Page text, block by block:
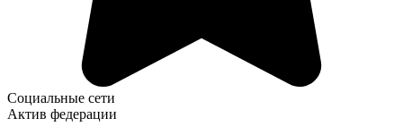
Социальные сети
Актив федерации